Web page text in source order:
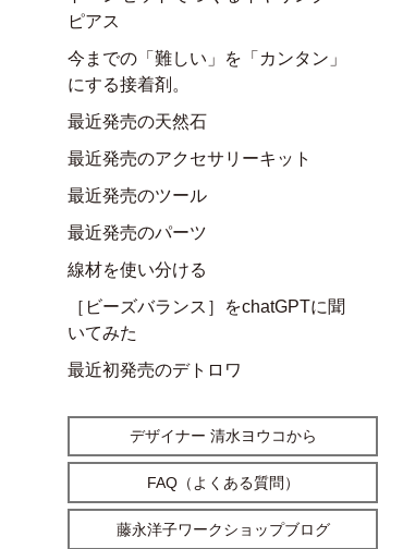
ピアス
今までの「難しい」を「カンタン」
にする接着剤。
最近発売の天然石
最近発売のアクセサリーキット
最近発売のツール
最近発売のパーツ
線材を使い分ける
［ビーズバランス］をchatGPTに聞
いてみた
最近初発売のデトロワ
デザイナー 清水ヨウコから
FAQ（よくある質問）
藤永洋子ワークショップブログ